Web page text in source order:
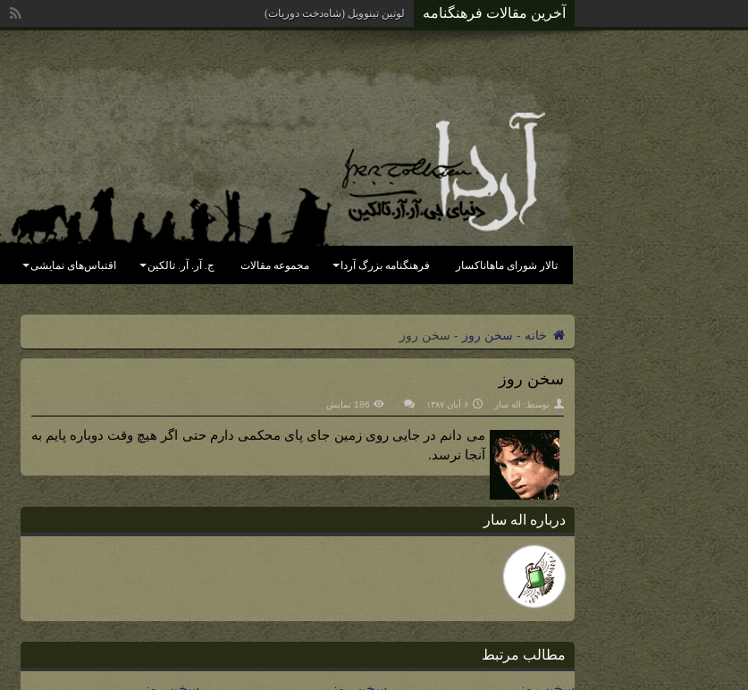
آخرین مقالات فرهنگنامه لوتین تینوویل (شاه‌دخت دوریات)
تالار شورای ماهاناکسار فرهنگنامه بزرگ آردا مجموعه مقالات ج. آر. آر. تالکین اقتباس‌های نمایشی
خانه - سخن روز - سخن روز
سخن روز
توسط: اله سار ۶ آبان ۱۳۸۷ ۰ 186 نمایش
می دانم در جایی روی زمین جای پای محکمی دارم حتی اگر هیچ وقت دوباره پایم به
آنجا نرسد.
درباره اله سار
مطالب مرتبط